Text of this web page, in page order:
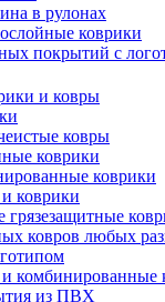
в рулонах
коврики
покрытий с
и ковры
ковры
коврики
коврики
коврики
грязезащитные
ковров любых
комбинированные
из ПВХ